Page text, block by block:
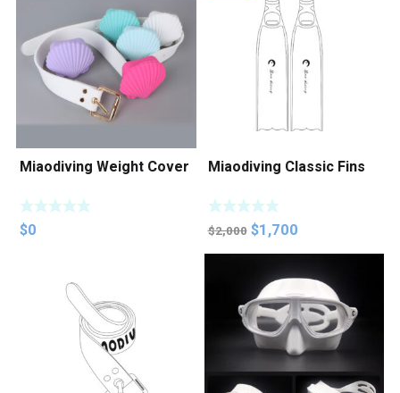
Miaodiving Weight Cover
$0
Miaodiving Classic Fins
$2,000 Original
price
was:
$2,000.
$1,700Current
price
is:
$1,700.